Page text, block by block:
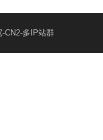
CN2-多IP站群